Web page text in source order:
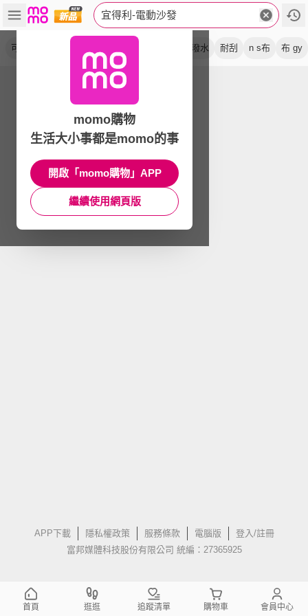
宜得利-電動沙發
可躺式 防潑水 耐刮 n s布 布 gy
APP下載 隱私權政策 服務條款 電腦版
登入/註冊
富邦媒體科技股份有限公司 統編：27365925
momo購物
生活大小事都是momo的事
開啟「momo購物」APP
繼續使用網頁版
首頁 逛逛 追蹤清單 購物車 會員中心